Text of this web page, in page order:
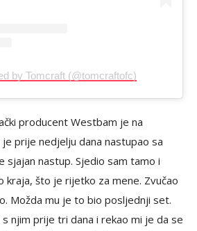
by Tomcraft (@tomcraftofc)
producent Westbam je na
prije nedjelju dana nastupao sa
sjajan nastup. Sjedio sam tamo i
kraja, što je rijetko za mene. Zvučao
Možda mu je to bio posljednji set.
s njim prije tri dana i rekao mi je da se